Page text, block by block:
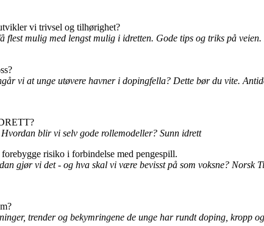
vi trivsel og tilhørighet?
flest mulig med lengst mulig i idretten. Gode tips og triks på
vi at unge utøvere havner i dopingfella? Dette bør du vite.
blir vi selv gode rollemodeller? Sunn idrett
risiko i forbindelse med pengespill.
gjør vi det - og hva skal vi være bevisst på som voksne? Norsk
trender og bekymringene de unge har rundt doping, kropp